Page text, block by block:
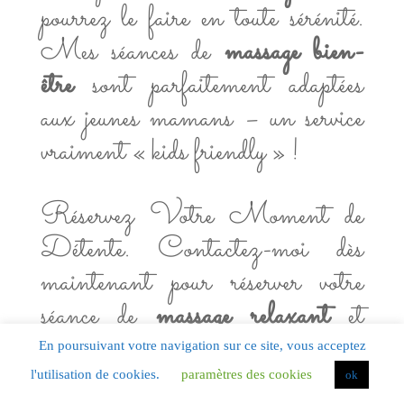
pourrez le faire en toute sérénité.
Mes séances de massage bien-
êtresont parfaitement adaptées
aux jeunes mamans – un service
vraiment « kids friendly » !
Réservez Votre Moment de
Détente. Contactez-moi dès
maintenant pour réserver votre
séance de massage relaxantet
découvrir tous lesbienfaitsd’un
moment debien-êtrepersonnalisé
En poursuivant votre navigation sur ce site, vous acceptez
l'utilisation de cookies.
paramètres des cookies ok